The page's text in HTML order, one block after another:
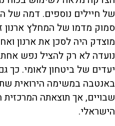
של חיילים נוספים. דמה של
סמוק מדמו של המחלץ ארנון
מוצדק היה לסכן את ארנון
נועדה לא רק להציל נפש
יעדים של ביטחון לאומי. כך
באנטבה במשימה הירואית
שבויים, אך תוצאתה
הישראלי.